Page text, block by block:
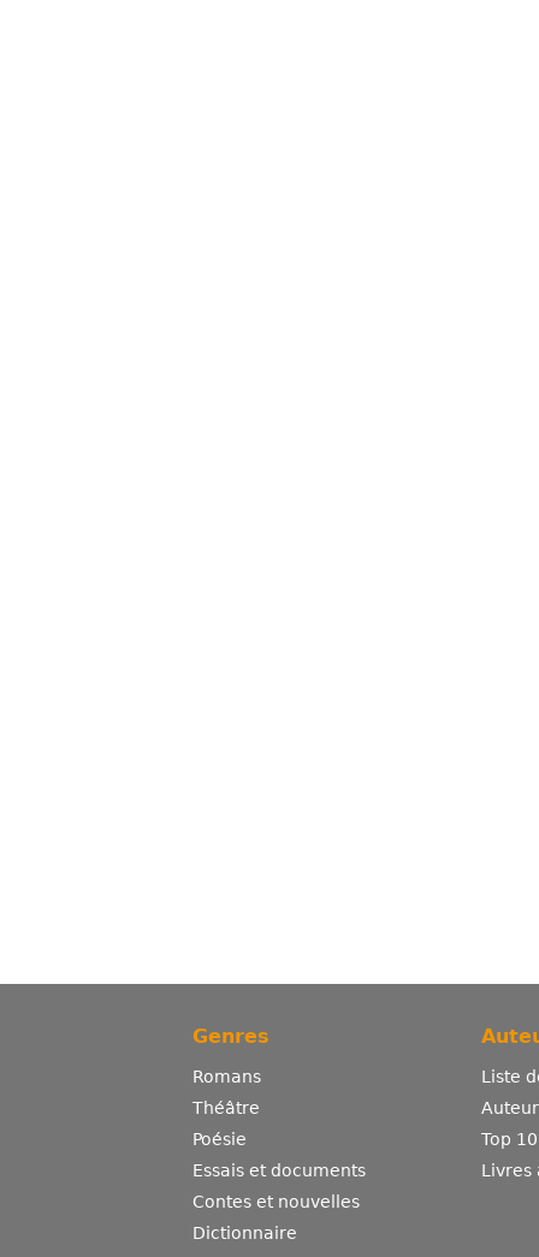
Genres
Romans
Théâtre
Poésie
Essais et documents
Contes et nouvelles
Dictionnaire
Liste
Top
Livres